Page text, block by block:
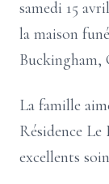
samedi 15
la maison
Buckingham,
La famille
Résidence
excellents